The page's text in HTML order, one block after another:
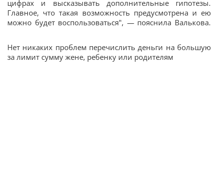
цифрах и высказывать дополнительные гипотезы.
Главное, что такая возможность предусмотрена и ею
можно будет воспользоваться", — пояснила Валькова.
Нет никаких проблем перечислить деньги на большую
за лимит сумму жене, ребенку или родителям